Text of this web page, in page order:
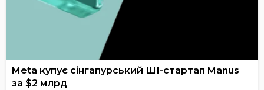
Meta купує сінгапурський ШІ-стартап Manus
за $2 млрд